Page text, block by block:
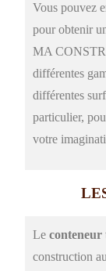
Vous pouvez
pour obtenir
MA
différentes
différentes
particulier,
votre
Le
construction